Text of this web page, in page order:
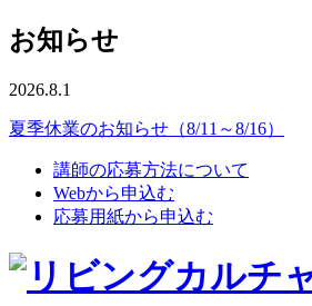
お知らせ
2026.8.1
夏季休業のお知らせ（8/11～8/16）
講師の応募方法について
Webから申込む
応募用紙から申込む